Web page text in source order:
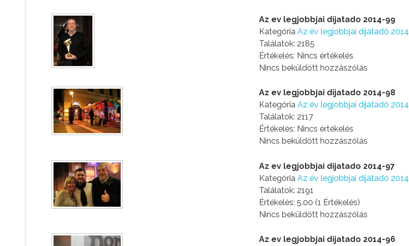
Az ev legjobbjai dijatado 2014-99
KategóriaAz év legjobbjai díjátadó 2014
Találatok: 2185
Értékelés: Nincs értékelés
Nincs beküldött hozzászólás
Az ev legjobbjai dijatado 2014-98
KategóriaAz év legjobbjai díjátadó 2014
Találatok: 2117
Értékelés: Nincs értékelés
Nincs beküldött hozzászólás
Az ev legjobbjai dijatado 2014-97
KategóriaAz év legjobbjai díjátadó 2014
Találatok: 2191
Értékelés: 5.00 (1 Értékelés)
Nincs beküldött hozzászólás
Az ev legjobbjai dijatado 2014-96